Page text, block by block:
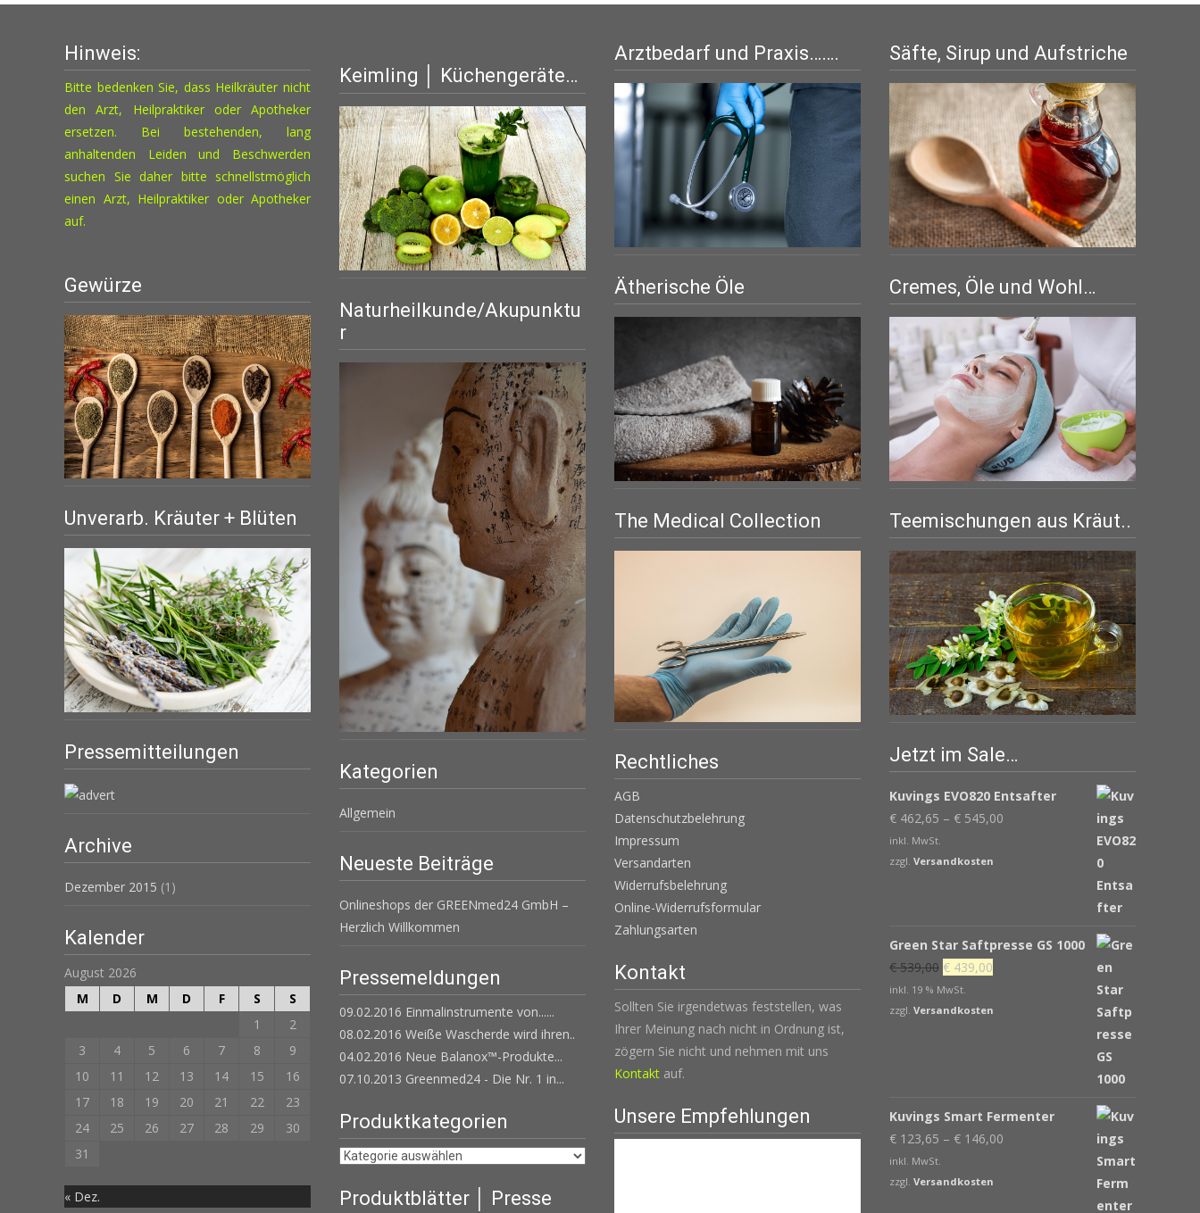
Hinweis:
Bitte bedenken Sie, dass Heilkräuter nicht
den Arzt, Heilpraktiker oder Apotheker
ersetzen. Bei bestehenden, lang
anhaltenden Leiden und Beschwerden
suchen Sie daher bitte schnellstmöglich
einen Arzt, Heilpraktiker oder Apotheker
auf.
Arztbedarf und Praxis…….
Säfte, Sirup und Aufstriche
Keimling │ Küchengeräte…
Gewürze Cremes, Öle und Wohl…
Ätherische Öle
Naturheilkunde/Akupunktu
r
Unverarb. Kräuter + Blüten Teemischungen aus Kräut..
The Medical Collection
Pressemitteilungen Jetzt im Sale…
Kuvings EVO820 Entsafter
€ 462,65 – € 545,00
inkl. MwSt.
zzgl. Versandkosten
Green Star Saftpresse GS 1000
€539,00 Ursprünglicher
Preis
war:
€ 439,00
ist:
inkl. 19 % MwSt.
zzgl. Versandkosten
Kuvings Smart Fermenter
€ 123,65 – € 146,00
inkl. MwSt.
zzgl. Versandkosten
Rechtliches
AGB
Datenschutzbelehrung
Impressum
Versandarten
Widerrufsbelehrung
Online-Widerrufsformular
Zahlungsarten
Kategorien
Allgemein
Archive
Dezember 2015 (1)
Neueste Beiträge
Onlineshops der GREENmed24 GmbH –
Herzlich Willkommen
Kalender
August 2026
M
D M D F S
S
1
2
3
4 5 6 7 8
9
10
11 12 13 14 15
16
17
18 19 20 21 22
23
24
25 26 27 28 29
30
31
« Dez.
Kontakt
Sollten Sie irgendetwas feststellen, was
Ihrer Meinung nach nicht in Ordnung ist,
zögern Sie nicht und nehmen mit uns
Kontakt auf.
Pressemeldungen
09.02.2016 Einmalinstrumente von......
08.02.2016 Weiße Wascherde wird ihren..
04.02.2016 Neue Balanox™-Produkte...
07.10.2013 Greenmed24 - Die Nr. 1 in...
Unsere Empfehlungen
Produktkategorien
Produktblätter │ Presse